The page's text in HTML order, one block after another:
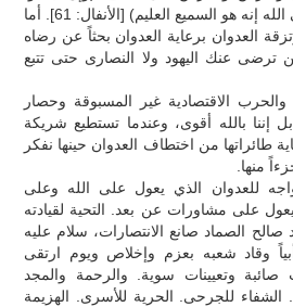
للسّلم فاجنح لها وتوكل على الله إنه هو السميع العليم) [الأنفال: 61]. أما
العدوان برعاية العدوان بحثاً عن رضاه
ترضى عنك اليهود ولا النصارى حتى تتبع
الاقتصادية غير المسبوقة وحصار
إننا بالله أقوى، وعندما تستطيع شريكة
طائراتها من اختطاف العدوان حينها نفكر
منها.
للعدوان الذي يعول على الله وعلى
على مشاورات عن بعد. التحية لقيادته
صالح الصماد صانع الانتصارات، سلام عليه
وقاد شعبه بعزم وإخلاص ويوم ارتقى
صائبة وتعيينات سوية. والرحمة والمجد
الشفاء للجرحى. الحرية للأسرى. الهزيمة